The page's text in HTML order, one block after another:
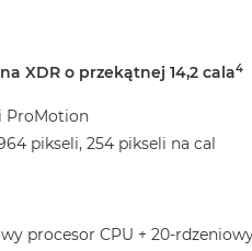
XDR o przekątnej 14,2 cala4
ProMotion
pikseli, 254 pikseli na cal
procesor CPU + 20-